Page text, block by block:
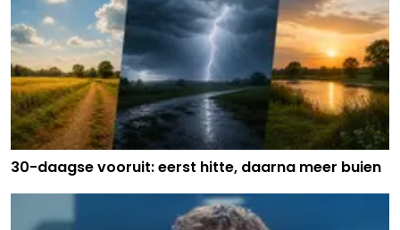
30-daagse vooruit: eerst hitte, daarna meer buien